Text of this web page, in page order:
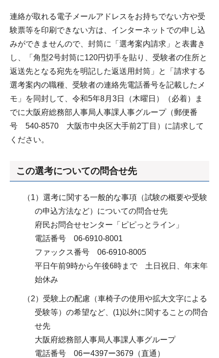
連絡が取れる電子メールアドレスをお持ちでない方や受
験票等を印刷できない方は、インターネットでの申し込
みができませんので、封筒に「選考案内請求」と表書き
し、「角型2号封筒に120円切手を貼り、受験者の住所と
返送先となる宛先を明記した返送用封筒」と「請求する
選考案内の職種、受験者の連絡先電話番号を記載したメ
モ」を同封して、令和5年8月3日（木曜日）（必着）ま
でに大阪府総務部人事局人事課人事グループ（郵便番
号 540-8570 大阪市中央区大手前2丁目）に請求して
ください。
この選考についての問合せ先
（1）選考に関する一般的な事項（試験の概要や受験
の申込方法など）についての問合せ先
府民お問合せセンター「ピピっとライン」
電話番号 06-6910-8001
ファックス番号 06-6910-8005
平日午前9時から午後6時まで 土日祝日、年末年
始休み
（2）受験上の配慮（車椅子の使用や拡大文字による
受験等）の希望など、(1)以外に関することの問合
せ先
大阪府総務部人事局人事課人事グループ
電話番号 06ー4397ー3679（直通）